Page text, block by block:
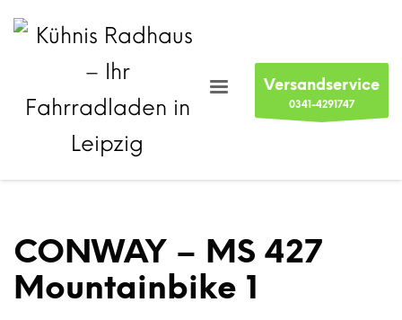
Versandservice
0341-4291747
CONWAY – MS 427
Mountainbike 1